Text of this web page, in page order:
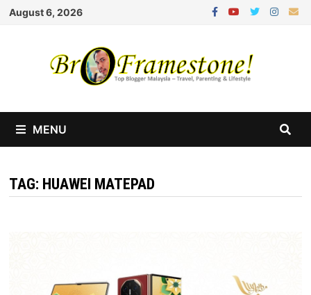
Skip
August 6, 2026
MENU
TAG: HUAWEI MATEPAD